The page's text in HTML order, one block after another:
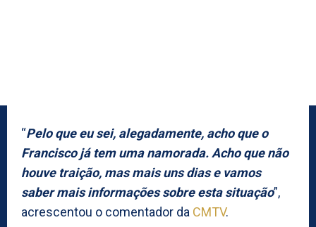
“Pelo que eu sei, alegadamente, acho que o
Francisco já tem uma namorada. Acho que não
houve traição, mas mais uns dias e vamos
saber mais informações sobre esta situação”,
acrescentou o comentador da CMTV.